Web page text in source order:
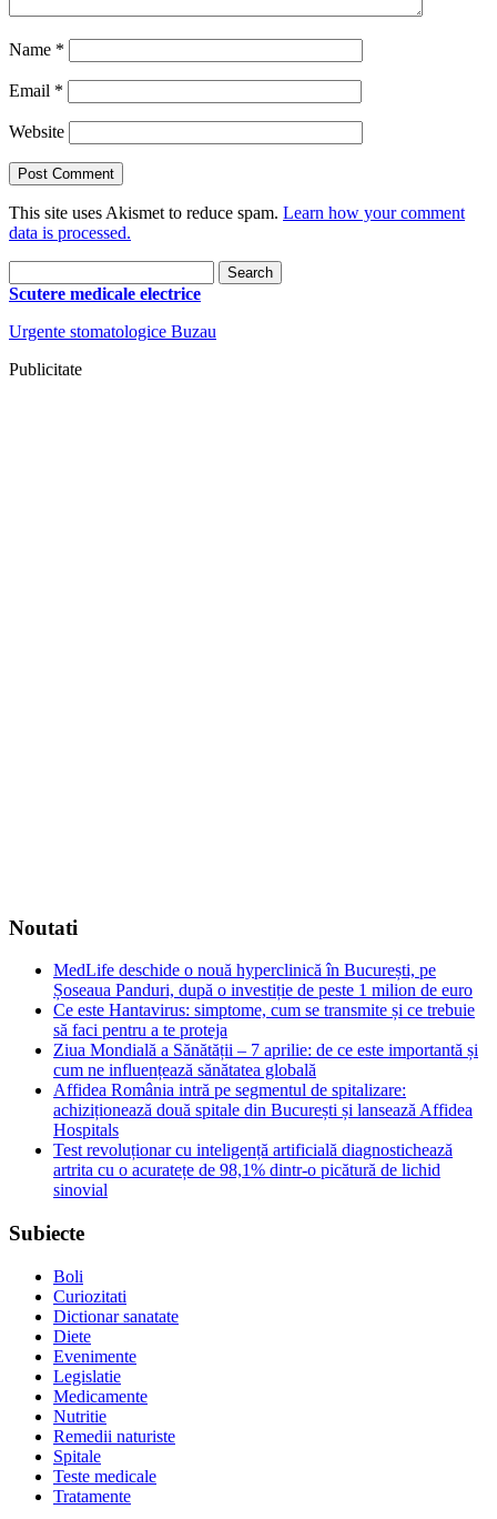
Name *
Email *
Website
This site uses Akismet to reduce spam. Learn how your comment
data is processed.
for:
Scutere medicale electrice
Urgente stomatologice Buzau
Publicitate
Noutati
MedLife deschide o nouă hyperclinică în București, pe
Șoseaua Panduri, după o investiție de peste 1 milion de euro
Ce este Hantavirus: simptome, cum se transmite și ce trebuie
să faci pentru a te proteja
Ziua Mondială a Sănătății – 7 aprilie: de ce este importantă și
cum ne influențează sănătatea globală
Affidea România intră pe segmentul de spitalizare:
achiziționează două spitale din București și lansează Affidea
Hospitals
Test revoluționar cu inteligență artificială diagnostichează
artrita cu o acuratețe de 98,1% dintr-o picătură de lichid
sinovial
Subiecte
Boli
Curiozitati
Dictionar sanatate
Diete
Evenimente
Legislatie
Medicamente
Nutritie
Remedii naturiste
Spitale
Teste medicale
Tratamente